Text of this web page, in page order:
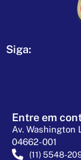
Siga:
Entre em
Av. Washington
04662-001
(11) 5548-